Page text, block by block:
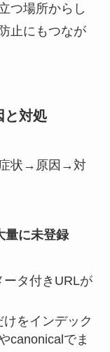
つ場所からし
止にもつなが
と対処
症状→原因→対
量に未登録
ータ付きURLが
をインデック
canonicalでま